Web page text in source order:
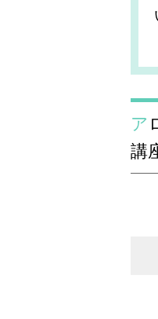
アロマスクールラヴァーレのアロマテラピーの
講